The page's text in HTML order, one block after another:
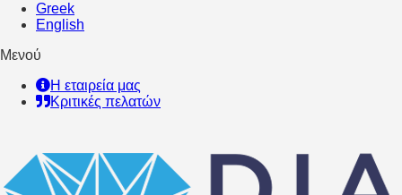
Greek
English
Μενού
Η εταιρεία μας
Κριτικές πελατών